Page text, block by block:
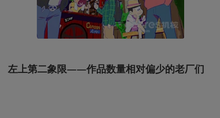
左上第二象限——作品数量相对偏少的老厂们